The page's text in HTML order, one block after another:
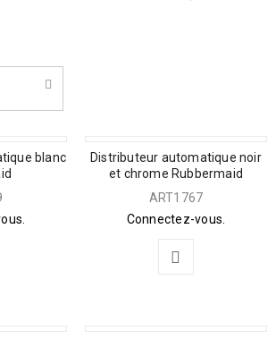
blanc
Distributeur automatique noir
et chrome Rubbermaid
ART1767
Connectez-vous.